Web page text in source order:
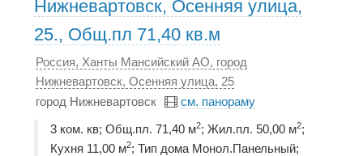
Нижневартовск, Осенняя улица,
25., Общ.пл 71,40 кв.м
Россия, Ханты Мансийский АО, город
Нижневартовск, Осенняя улица, 25
город Нижневартовск
см. панораму
3 ком. кв; Общ.пл. 71,40 м2; Жил.пл. 50,00 м2;
Кухня 11,00 м2; Тип дома Монол.Панельный;